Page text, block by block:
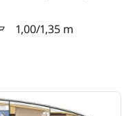
1,00/1,35 m
d'eau